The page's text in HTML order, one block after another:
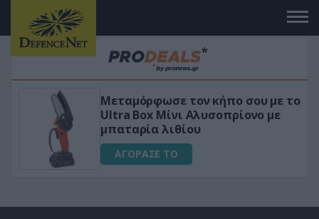
σου με το
«Μαγική» φόρμουλα
για αύξηση της λίμπιντο
ΑΓΟΡΑΣΕ ΤΟ